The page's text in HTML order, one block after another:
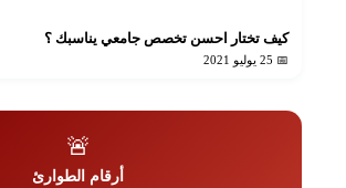
كيف تختار احسن تخصص جامعي يناسبك ؟
📅 25 يوليو 2021
🚨
أرقام الطوارئ